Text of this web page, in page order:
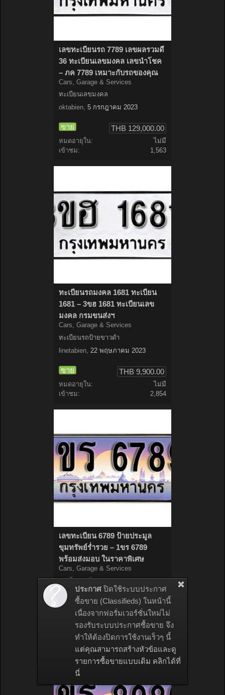
ประกาศ ปิดใช้ระบบประกาศ
ซื้อขาย (Classifieds) ในหน้านี้
เนื่องจากฟอรั่มเวอร์ชั่นใหม่ไม่
รองรับระบบประกาศซื้อขาย จึง
ทำให้ต้องปิดการใช้งานเร็วๆ นี้
แต่คุณสามารถสร้างหัวข้อและดู
รายการซื้อขายแบบเดิม คลิกได้ที่
นี่
เลขทะเบียนรถ 7789 เลขผลรวมดี
36 ทะเบียนเลขมงคล เลขนำโชค
– ภค 7789 เหมาะกับรถของคุณ
Cars, Garage & Services
ทะเบียนเลขมงคล
oktabien, 5 กรกฎาคม 2023
ขาย THB 129,000.00
หมดอายุใน:
ไม่มี
เข้าชม:
1,563
ทะเบียนรถมงคล 1681 ทะเบียน
1681 – 3ขฮ 1681 ทะเบียนเลข
มงคล กรมขนส่งฯ
Cars, Garage & Services
ทะเบียนรถป้ายขาวดำ
linetabien 22 พฤษภาคม 2023
ขาย THB 9,900.00
หมดอายุใน:
ไม่มี
เข้าชม:
2,854
เลขทะเบียน 6789 ป้ายประมูล
ขุมทรัพย์ร่ำรวย – 1ขร 6789
พร้อมส่งมอบ ในราคาพิเศษ
Cars, Garage & Services
ทะเบียนรถป้ายประมูล
linetabien, 13 พฤษภาคม 2023
THB 199,000.00
หมดอายุใน:
ไม่มี
เข้าชม:
1,573